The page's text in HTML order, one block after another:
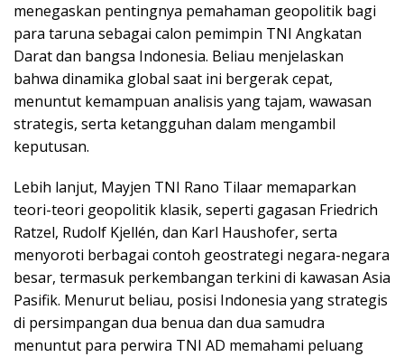
menegaskan pentingnya pemahaman geopolitik bagi
para taruna sebagai calon pemimpin TNI Angkatan
Darat dan bangsa Indonesia. Beliau menjelaskan
bahwa dinamika global saat ini bergerak cepat,
menuntut kemampuan analisis yang tajam, wawasan
strategis, serta ketangguhan dalam mengambil
keputusan.
Lebih lanjut, Mayjen TNI Rano Tilaar memaparkan
teori-teori geopolitik klasik, seperti gagasan Friedrich
Ratzel, Rudolf Kjellén, dan Karl Haushofer, serta
menyoroti berbagai contoh geostrategi negara-negara
besar, termasuk perkembangan terkini di kawasan Asia
Pasifik. Menurut beliau, posisi Indonesia yang strategis
di persimpangan dua benua dan dua samudra
menuntut para perwira TNI AD memahami peluang